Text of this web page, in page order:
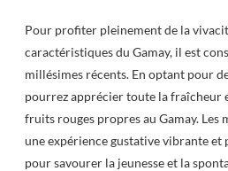
Pour profiter pleinement de la
caractéristiques du Gamay, il est
millésimes récents. En optant pour
pourrez apprécier toute la fraîcheur
fruits rouges propres au Gamay.
une expérience gustative vibrante et
pour savourer la jeunesse et la